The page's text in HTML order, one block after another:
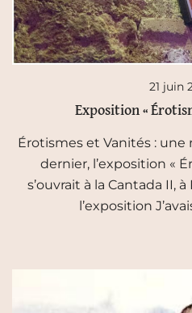
21 juin
Exposition «
Érotismes et Vanités :
dernier, l’exposition «
s’ouvrait à la Cantada II,
l’exposition